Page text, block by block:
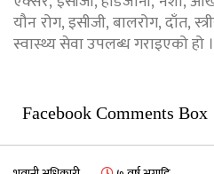
यौन रोग, इसीजी, बालरोग, दाँत,
स्वास्थ्य सेवा उपलब्ध गराइएको हो ।
Facebook Comments Box